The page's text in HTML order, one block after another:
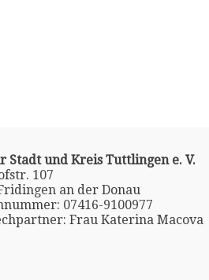
Stadt und Kreis Tuttlingen e. V.
107
an der Donau
07416-9100977
Frau Katerina Macova